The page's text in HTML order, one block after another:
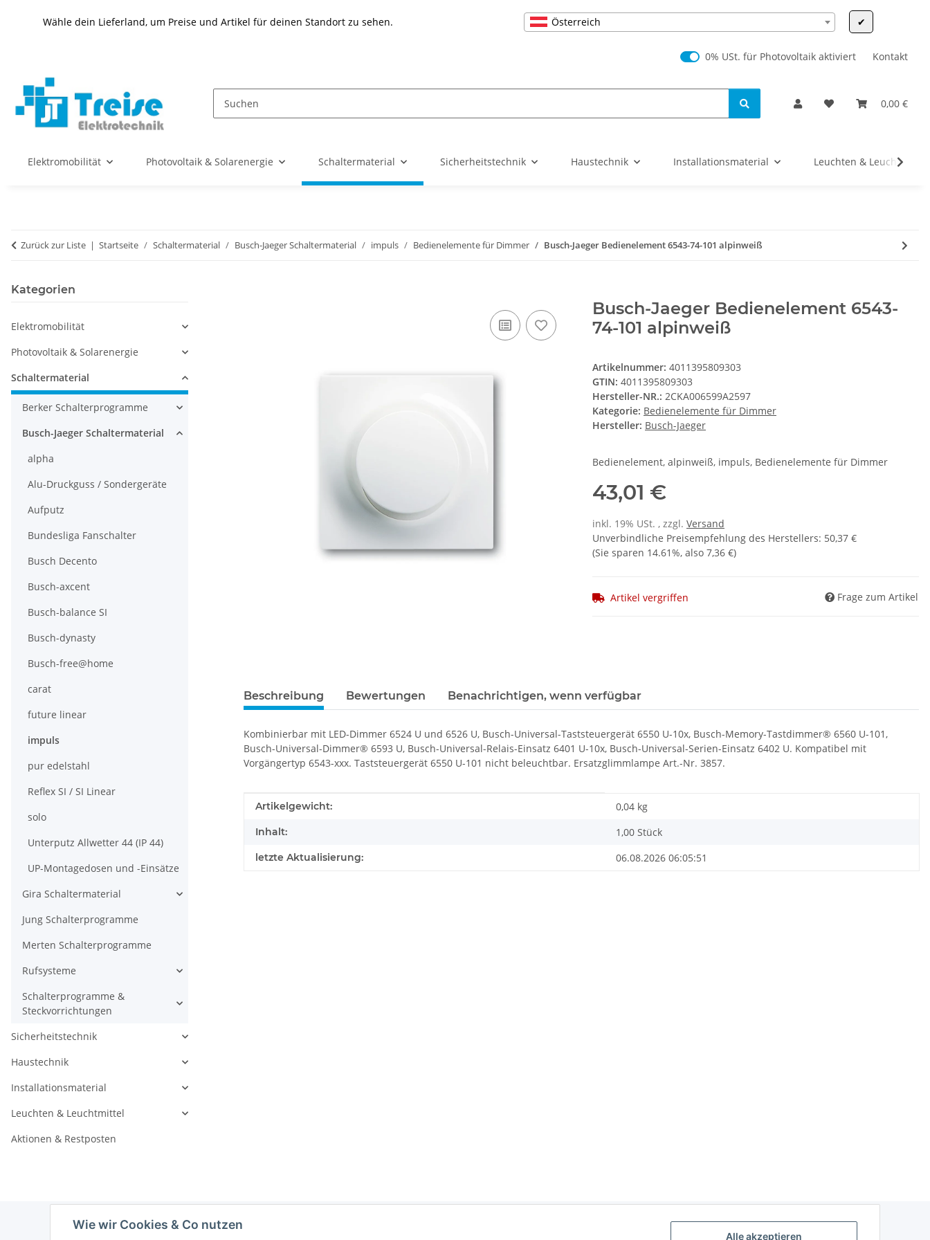
Alle akzeptieren
Wie wir Cookies & Co nutzen
Wähle dein Lieferland, um Preise und Artikel für deinen Standort zu sehen. Österreich ✔
0% USt. für Photovoltaik (§ 12 Abs. 3 UStG)
0% USt. für Photovoltaik aktiviert Kontakt
0,00 €
Elektromobilität Photovoltaik & Solarenergie Schaltermaterial Sicherheitstechnik Haustechnik Installationsmaterial Leuchten & Leuchtmittel
Zurück zur Liste Startseite Schaltermaterial Busch-Jaeger Schaltermaterial impuls Bedienelemente für Dimmer Busch-Jaeger Bedienelement 6543-74-101 alpinweiß
Busch-Jaeger Bedienelement 6543-
74-101 alpinweiß
Artikelnummer: 4011395809303
GTIN: 4011395809303
Hersteller-NR.: 2CKA006599A2597
Kategorie: Bedienelemente für Dimmer
Hersteller: Busch-Jaeger
Bedienelement, alpinweiß, impuls, Bedienelemente für Dimmer
43,01 €
inkl. 19% USt. , zzgl. Versand
Unverbindliche Preisempfehlung des Herstellers: 50,37 €
(Sie sparen 14.61%, also 7,36 €)
Artikel vergriffen Frage zum Artikel
Beschreibung Bewertungen Benachrichtigen, wenn verfügbar
Kombinierbar mit LED-Dimmer 6524 U und 6526 U, Busch-Universal-Taststeuergerät 6550 U-10x, Busch-Memory-Tastdimmer® 6560 U-101,
Busch-Universal-Dimmer® 6593 U, Busch-Universal-Relais-Einsatz 6401 U-10x, Busch-Universal-Serien-Einsatz 6402 U. Kompatibel mit
Vorgängertyp 6543-xxx. Taststeuergerät 6550 U-101 nicht beleuchtbar. Ersatzglimmlampe Art.-Nr. 3857.
Produkteigenschaft
Wert
Artikelgewicht: 0,04 kg
Inhalt: 1,00 Stück
letzte Aktualisierung: 06.08.2026 06:05:51
Kategorien
Elektromobilität
Photovoltaik & Solarenergie
Schaltermaterial
Berker Schalterprogramme
Busch-Jaeger Schaltermaterial
alpha
Alu-Druckguss / Sondergeräte
Aufputz
Bundesliga Fanschalter
Busch Decento
Busch-axcent
Busch-balance SI
Busch-dynasty
Busch-free@home
carat
future linear
impuls
pur edelstahl
Reflex SI / SI Linear
solo
Unterputz Allwetter 44 (IP 44)
UP-Montagedosen und -Einsätze
Gira Schaltermaterial
Jung Schalterprogramme
Merten Schalterprogramme
Rufsysteme
Schalterprogramme &
Steckvorrichtungen
Sicherheitstechnik
Haustechnik
Installationsmaterial
Leuchten & Leuchtmittel
Aktionen & Restposten